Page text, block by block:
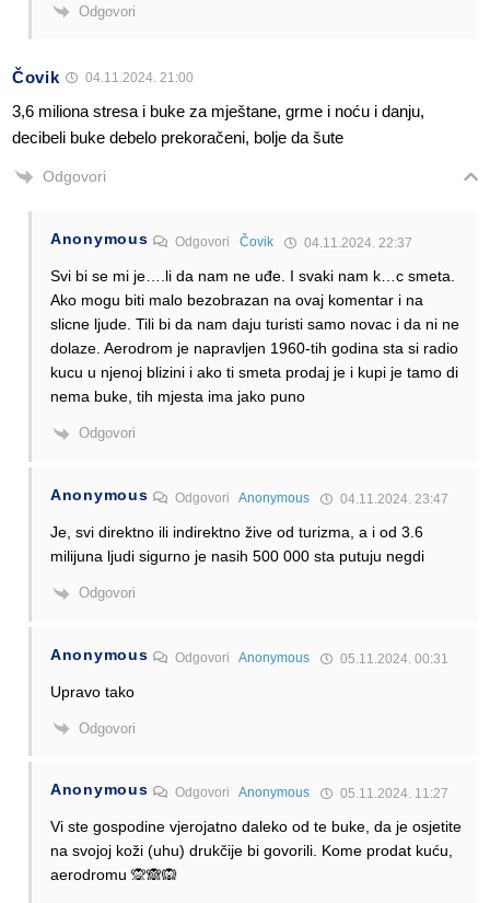
Odgovori
Čovik 04.11.2024. 21:00
3,6 miliona stresa i buke za mještane, grme i noću i danju,
decibeli buke debelo prekoračeni, bolje da šute
Odgovori
Anonymous OdgovoriČovik 04.11.2024. 22:37
Svi bi se mi je….li da nam ne uđe. I svaki nam k…c smeta.
Ako mogu biti malo bezobrazan na ovaj komentar i na
slicne ljude. Tili bi da nam daju turisti samo novac i da ni ne
dolaze. Aerodrom je napravljen 1960-tih godina sta si radio
kucu u njenoj blizini i ako ti smeta prodaj je i kupi je tamo di
nema buke, tih mjesta ima jako puno
Odgovori
Anonymous OdgovoriAnonymous 04.11.2024. 23:47
Je, svi direktno ili indirektno žive od turizma, a i od 3.6
milijuna ljudi sigurno je nasih 500 000 sta putuju negdi
Odgovori
Anonymous OdgovoriAnonymous 05.11.2024. 00:31
Upravo tako
Odgovori
Anonymous OdgovoriAnonymous 05.11.2024. 11:27
Vi ste gospodine vjerojatno daleko od te buke, da je osjetite
na svojoj koži (uhu) drukčije bi govorili. Kome prodat kuću,
aerodromu 🙊🙈🙉